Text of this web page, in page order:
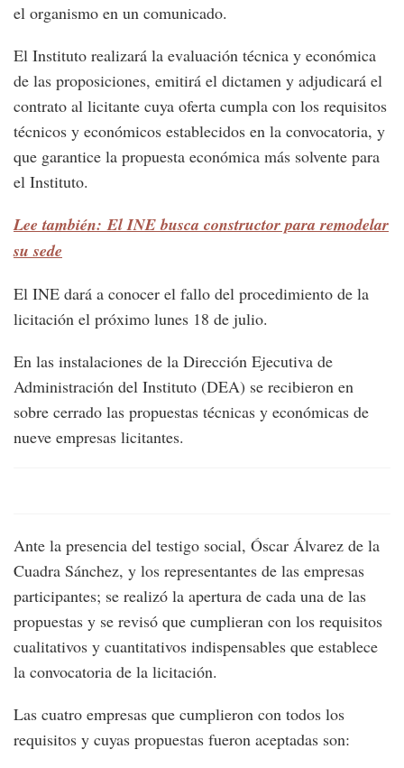
el organismo en un comunicado.
El Instituto realizará la evaluación técnica y económica
de las proposiciones, emitirá el dictamen y adjudicará el
contrato al licitante cuya oferta cumpla con los requisitos
técnicos y económicos establecidos en la convocatoria, y
que garantice la propuesta económica más solvente para
el Instituto.
Lee también: El INE busca constructor para remodelar
su sede
El INE dará a conocer el fallo del procedimiento de la
licitación el próximo lunes 18 de julio.
En las instalaciones de la Dirección Ejecutiva de
Administración del Instituto (DEA) se recibieron en
sobre cerrado las propuestas técnicas y económicas de
nueve empresas licitantes.
Ante la presencia del testigo social, Óscar Álvarez de la
Cuadra Sánchez, y los representantes de las empresas
participantes; se realizó la apertura de cada una de las
propuestas y se revisó que cumplieran con los requisitos
cualitativos y cuantitativos indispensables que establece
la convocatoria de la licitación.
Las cuatro empresas que cumplieron con todos los
requisitos y cuyas propuestas fueron aceptadas son: